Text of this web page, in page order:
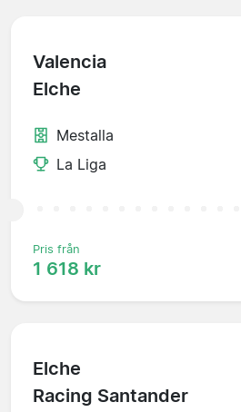
Valencia
Elche
Mestalla
La Liga
Pris från
1 618 kr
Elche
Racing Santander